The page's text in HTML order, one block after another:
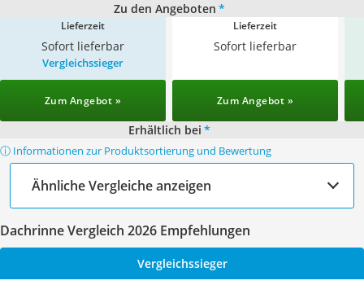
Zu den Angeboten *
Lieferzeit
Sofort lieferbar
Lieferzeit
Sofort lieferbar
Vergleichssieger
Zum Angebot » Zum Angebot »
Erhältlich bei *
ⓘ Informationen zur Produktsortierung und Bewertung
Ähnliche Vergleiche anzeigen
Dachrinne Vergleich 2026 Empfehlungen
Vergleichssieger